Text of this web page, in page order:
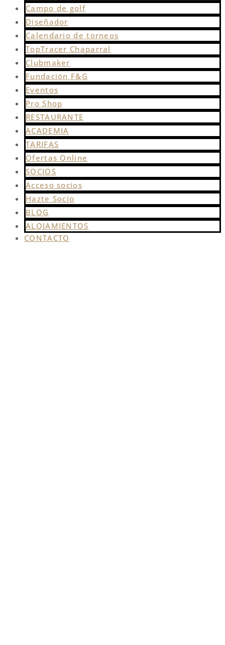
Campo de golf
Diseñador
Calendario de torneos
TopTracer Chaparral
Clubmaker
Fundación F&G
Eventos
Pro Shop
RESTAURANTE
ACADEMIA
TARIFAS
Ofertas Online
SOCIOS
Acceso socios
Hazte Socio
BLOG
ALOJAMIENTOS
CONTACTO